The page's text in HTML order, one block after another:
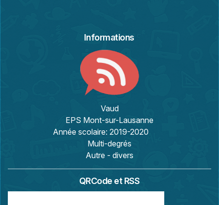
Informations
Vaud
EPS Mont-sur-Lausanne
Année scolaire: 2019-2020
Multi-degrés
Autre - divers
QRCode et RSS